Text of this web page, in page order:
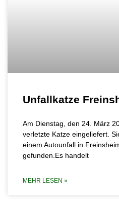
Unfallkatze
Am Dienstag, den 24. März
verletzte Katze eingeliefert.
einem Autounfall in
gefunden.Es handelt
MEHR LESEN »